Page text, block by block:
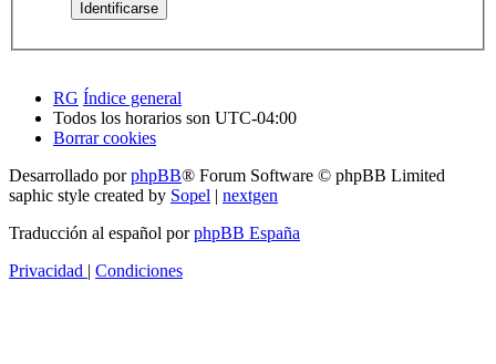
RG Índice general
Todos los horarios son UTC-04:00
Borrar cookies
Desarrollado porphpBB® Forum Software © phpBB Limited
saphic style created by Sopel | nextgen
Traducción al español porphpBB España
Privacidad | Condiciones